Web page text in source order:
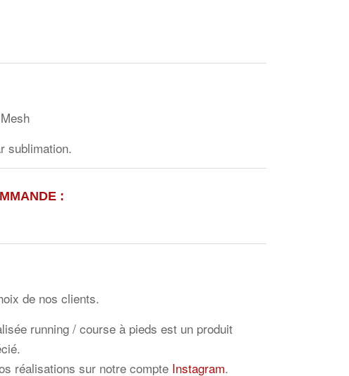
sublimation.
:
de nos clients.
running / course à pieds est un produit
réalisations sur notre compte Instagram.